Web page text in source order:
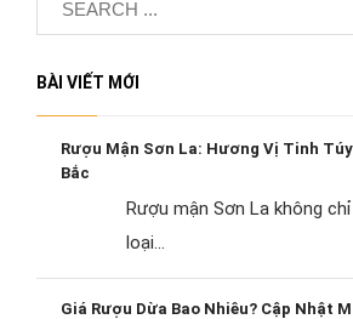
BÀI VIẾT MỚI
Rượu Mận Sơn La: Hương Vị Tinh
Bắc
Rượu mận Sơn La không
loại...
Giá Rượu Dừa Bao Nhiêu? Cập Nhật